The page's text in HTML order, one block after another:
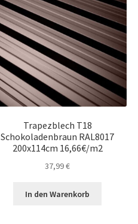
Trapezblech T18
Schokoladenbraun RAL8017
200x114cm 16,66€/m2
37,99€
In den Warenkorb